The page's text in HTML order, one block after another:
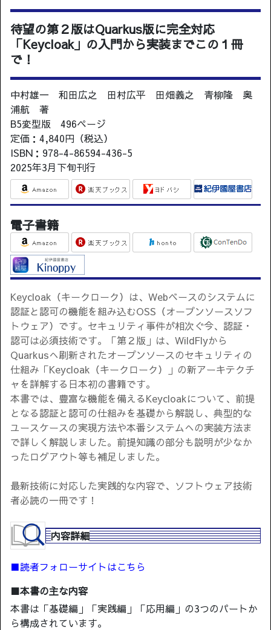
待望の第２版はQuarkus版に完全対応
「Keycloak」の入門から実装までこの１冊
で！
中村雄一 和田広之 田村広平 田畑義之 青柳隆 奥
浦航 著
B5変型版 496ページ
定価：4,840円（税込）
ISBN：978-4-86594-436-5
2025年3月下旬刊行
電子書籍
Keycloak（キークローク）は、Webベースのシステムに
認証と認可の機能を組み込むOSS（オープンソースソフ
トウェア）です。セキュリティ事件が相次ぐ今、認証・
認可は必須技術です。「第２版」は、WildFlyから
Quarkusへ刷新されたオープンソースのセキュリティの
仕組み「Keycloak（キークローク）」の新アーキテクチ
ャを詳解する日本初の書籍です。
本書では、豊富な機能を備えるKeycloakについて、前提
となる認証と認可の仕組みを基礎から解説し、典型的な
ユースケースの実現方法や本番システムへの実装方法ま
で詳しく解説しました。前提知識の部分も説明が少なか
ったログアウト等も補足しました。
最新技術に対応した実践的な内容で、ソフトウェア技術
者必読の一冊です！
内容詳細
■読者フォローサイトはこちら
■本書の主な内容
本書は「基礎編」「実践編」「応用編」の3つのパートか
ら構成されています。